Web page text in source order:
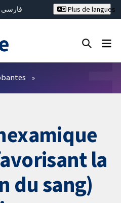
فارسی
文
Plus de langues
la
du sang)